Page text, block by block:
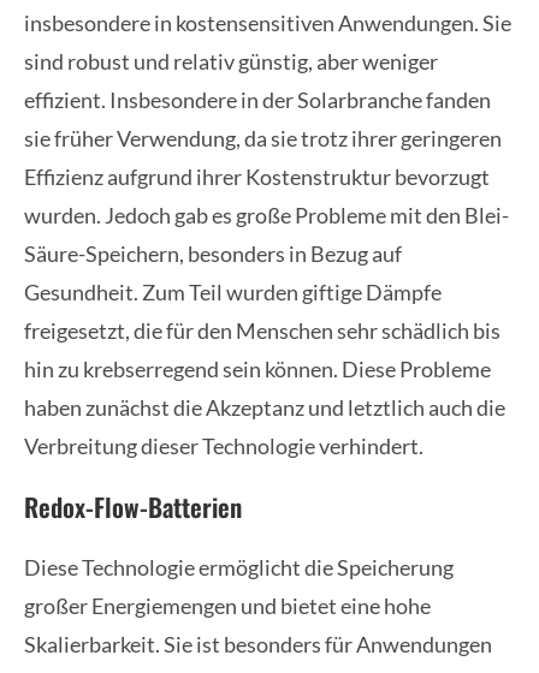
insbesondere in kostensensitiven Anwendungen. Sie
sind robust und relativ günstig, aber weniger
effizient. Insbesondere in der Solarbranche fanden
sie früher Verwendung, da sie trotz ihrer geringeren
Effizienz aufgrund ihrer Kostenstruktur bevorzugt
wurden. Jedoch gab es große Probleme mit den Blei-
Säure-Speichern, besonders in Bezug auf
Gesundheit. Zum Teil wurden giftige Dämpfe
freigesetzt, die für den Menschen sehr schädlich bis
hin zu krebserregend sein können. Diese Probleme
haben zunächst die Akzeptanz und letztlich auch die
Verbreitung dieser Technologie verhindert.
Redox-Flow-Batterien
Diese Technologie ermöglicht die Speicherung
großer Energiemengen und bietet eine hohe
Skalierbarkeit. Sie ist besonders für Anwendungen